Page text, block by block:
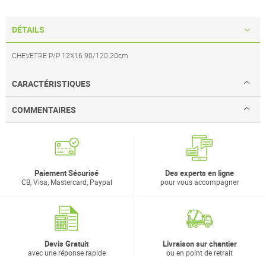
DÉTAILS
CHEVETRE P/P 12X16 90/120 20cm
CARACTÉRISTIQUES
COMMENTAIRES
Paiement Sécurisé
CB, Visa, Mastercard, Paypal
Des experts en ligne
pour vous accompagner
Devis Gratuit
avec une réponse rapide
Livraison sur chantier
ou en point de retrait